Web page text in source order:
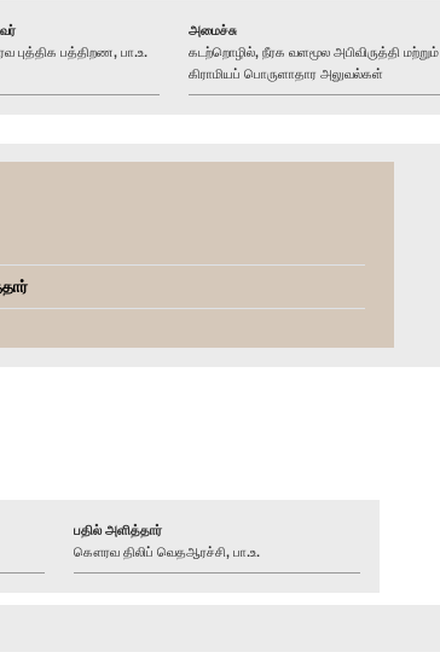
புத்திக பத்திறண, பா.உ.
அமைச்சு
கடற்றொழில், நீரக வளமூல அபிவிருத்தி மற்றும்
கிராமியப் பொருளாதார அலுவல்கள்
பதில் அளித்தார்
கௌரவ திலிப் வெதஆரச்சி, பா.உ.